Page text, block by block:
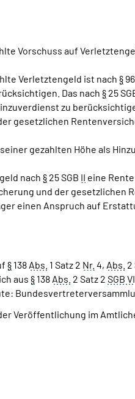
Vorschuss auf
Verletztengeld ist nach §
Das nach § 25
zu
gesetzlichen
gezahlten Höhe als
nach § 25 SGB II eine
und der gesetzlichen
einen Anspruch auf
§ 138 Abs. 1 Satz 2 Nr. 4, Abs. 2
aus § 138 Abs. 2 Satz 2 SGB VI
Veröffentlichung im